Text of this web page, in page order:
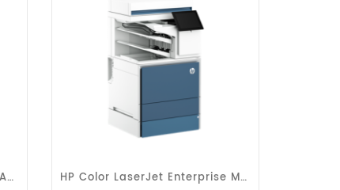
HP Color Laser MFP 3302fdw A4/25ppm/dp/u-R-Wf/G1a HP Color LaserJet Enterprise MFP X677s Imprimante Multifonctions Couleur Laser 2